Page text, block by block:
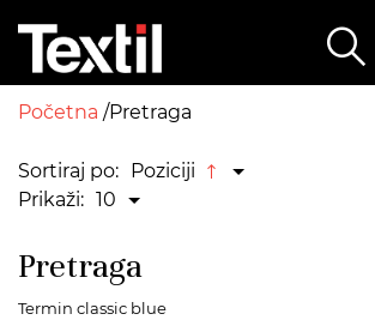
Početna Pretraga
Sortiraj po: Poziciji
Prikaži: 10
Pretraga
Termin classic blue